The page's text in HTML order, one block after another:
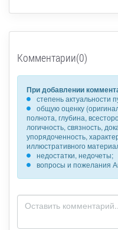
Комментарии(0)
При добавлении
степень актуальности
общую оценку
полнота, глубина,
логичность, связность,
упорядоченность,
иллюстративного
недостатки, недочеты;
вопросы и пожелания